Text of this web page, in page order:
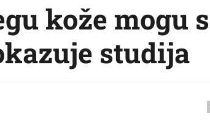
kože mogu
studija